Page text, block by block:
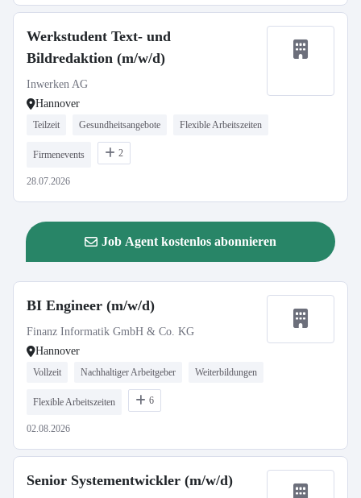
Werkstudent Text- und
Bildredaktion (m/w/d)
Inwerken AG
Hannover
Teilzeit Gesundheitsangebote Flexible Arbeitszeiten
Firmenevents 2
28.07.2026
Job Agent kostenlos abonnieren
BI Engineer (m/w/d)
Finanz Informatik GmbH & Co. KG
Hannover
Vollzeit Nachhaltiger Arbeitgeber Weiterbildungen
Flexible Arbeitszeiten 6
02.08.2026
Senior Systementwickler (m/w/d)